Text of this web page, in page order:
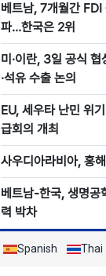
베트남, 7개월간
파…한국은 2위
미·이란, 3일 공식
·석유 수출 논의
EU, 세우타 난민 위
급회의 개최
사우디아라비아, 홍
베트남-한국, 생명공
력 박차
Spanish Thai